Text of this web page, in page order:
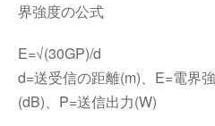
界強度の公式
E=√(30GP)/d
d=送受信の距離(m)、E=電界
(dB)、P=送信出力(W)